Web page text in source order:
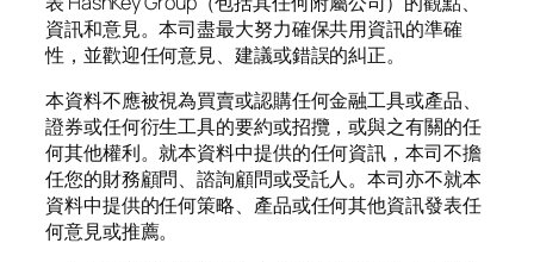
資訊和意見。本司盡最大努力確保共用資訊的準確
性，並歡迎任何意見、建議或錯誤的糾正。
本資料不應被視為買賣或認購任何金融工具或產品、
證券或任何衍生工具的要約或招攬，或與之有關的任
何其他權利。就本資料中提供的任何資訊，本司不擔
任您的財務顧問、諮詢顧問或受託人。本司亦不就本
資料中提供的任何策略、產品或任何其他資訊發表任
何意見或推薦。